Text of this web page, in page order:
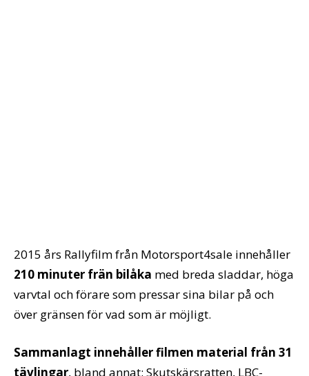
2015 års Rallyfilm från Motorsport4sale innehåller
210 minuter frän bilåka med breda sladdar, höga
varvtal och förare som pressar sina bilar på och
över gränsen för vad som är möjligt.
Sammanlagt innehåller filmen material från 31
tävlingar, bland annat: Skutskärsratten, LBC-